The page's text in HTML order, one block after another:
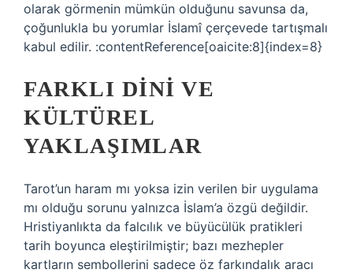
olarak görmenin mümkün olduğunu savunsa da,
çoğunlukla bu yorumlar İslamî çerçevede tartışmalı
kabul edilir. :contentReference[oaicite:8]{index=8}
FARKLI DINI VE
KÜLTÜREL
YAKLAŞIMLAR
Tarot’un haram mı yoksa izin verilen bir uygulama
mı olduğu sorunu yalnızca İslam’a özgü değildir.
Hristiyanlıkta da falcılık ve büyücülük pratikleri
tarih boyunca eleştirilmiştir; bazı mezhepler
kartların sembollerini sadece öz farkındalık aracı